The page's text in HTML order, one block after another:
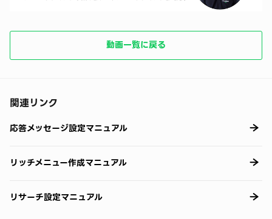
動画一覧に戻る
関連リンク
応答メッセージ設定マニュアル
リッチメニュー作成マニュアル
リサーチ設定マニュアル